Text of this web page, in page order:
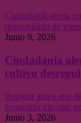
Ciudadanía alerta
desregulado de
Junio 9, 2026
Ciudadanía
cultivo
Reparar antes que
economía circular
Junio 3, 2026